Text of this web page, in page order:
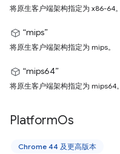
将原生客户端架构指定为 x86-64。
“mips”
将原生客户端架构指定为 mips。
“mips64”
将原生客户端架构指定为 mips64。
PlatformOs
Chrome 44 及更高版本